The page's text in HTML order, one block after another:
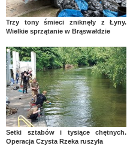
Trzy tony śmieci zniknęły z Łyny.
Wielkie sprzątanie w Brąswałdzie
Setki sztabów i tysiące chętnych.
Operacja Czysta Rzeka ruszyła